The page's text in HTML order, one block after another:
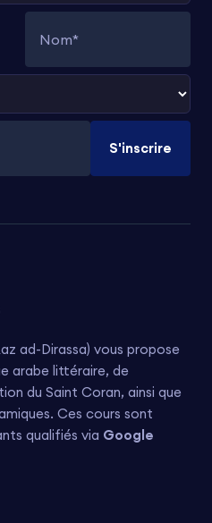
S'inscrire
ad-Dirassa) vous propose
arabe littéraire, de
du Saint Coran, ainsi que
Ces cours sont
qualifiés via Google